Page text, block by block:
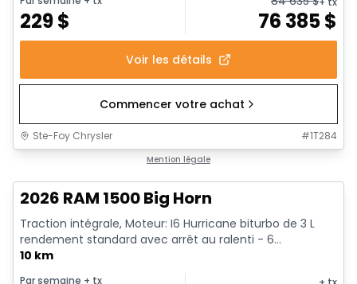
229$ 76 385$
Voir les détails
Commencer votre achat
Ste-Foy Chrysler #1T284
Mention légale
2026 RAM 1500 Big Horn
Traction intégrale, Moteur: I6 Hurricane biturbo de 3 L
rendement standard avec arrêt au ralenti - 6...
10 km
Par semaine + tx